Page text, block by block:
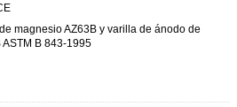
magnesio AZ63B y varilla de ánodo de
B 843-1995